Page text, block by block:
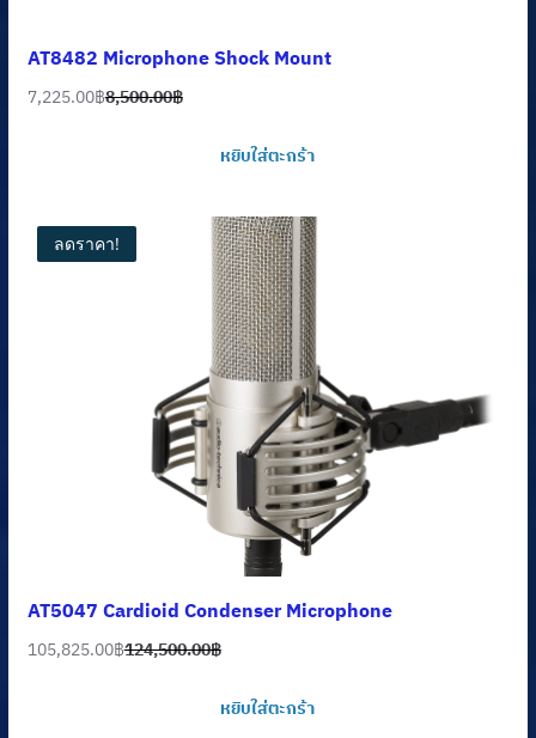
AT8482 Microphone Shock Mount
8,500.00฿
Original
7,225.00฿
Current
หยิบใส่ตะกร้า
ลดราคา!
AT5047 Cardioid Condenser Microphone
124,500.00฿
Original
105,825.00฿
Current
หยิบใส่ตะกร้า